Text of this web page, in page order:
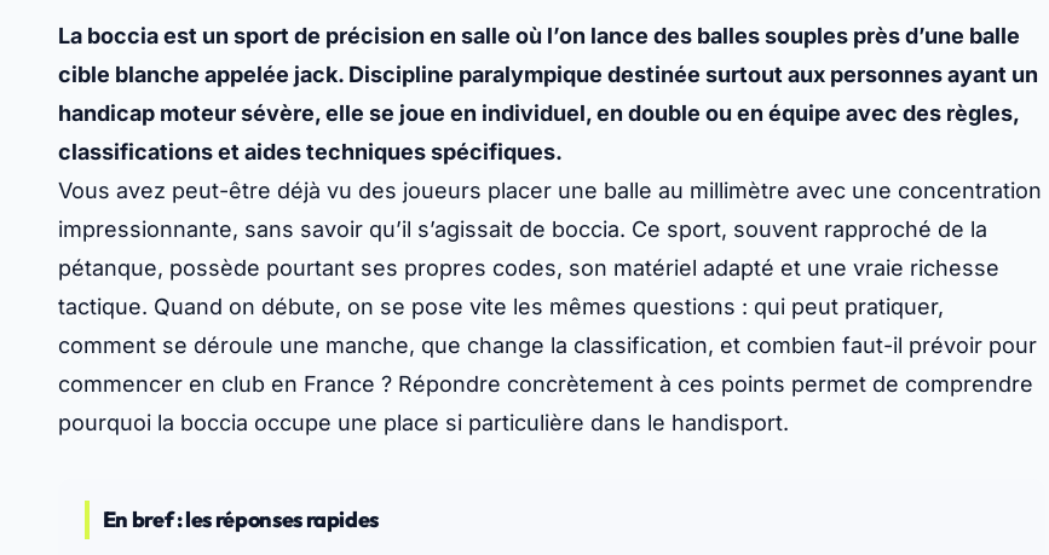
La boccia est un sport de précision en salle où l’on lance des balles souples près d’une balle
cible blanche appelée jack. Discipline paralympique destinée surtout aux personnes ayant un
handicap moteur sévère, elle se joue en individuel, en double ou en équipe avec des règles,
classifications et aides techniques spécifiques.
Vous avez peut-être déjà vu des joueurs placer une balle au millimètre avec une concentration
impressionnante, sans savoir qu’il s’agissait de boccia. Ce sport, souvent rapproché de la
pétanque, possède pourtant ses propres codes, son matériel adapté et une vraie richesse
tactique. Quand on débute, on se pose vite les mêmes questions : qui peut pratiquer,
comment se déroule une manche, que change la classification, et combien faut-il prévoir pour
commencer en club en France ? Répondre concrètement à ces points permet de comprendre
pourquoi la boccia occupe une place si particulière dans le handisport.
En bref : les réponses rapides